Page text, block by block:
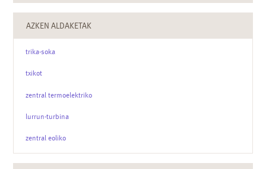
AZKEN ALDAKETAK
trika-soka
txikot
zentral termoelektriko
lurrun-turbina
zentral eoliko